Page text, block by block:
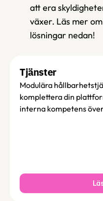
att era
växer. Läs mer
lösningar nedan!
Tjänster
Modulära
komplettera din
interna kompetens